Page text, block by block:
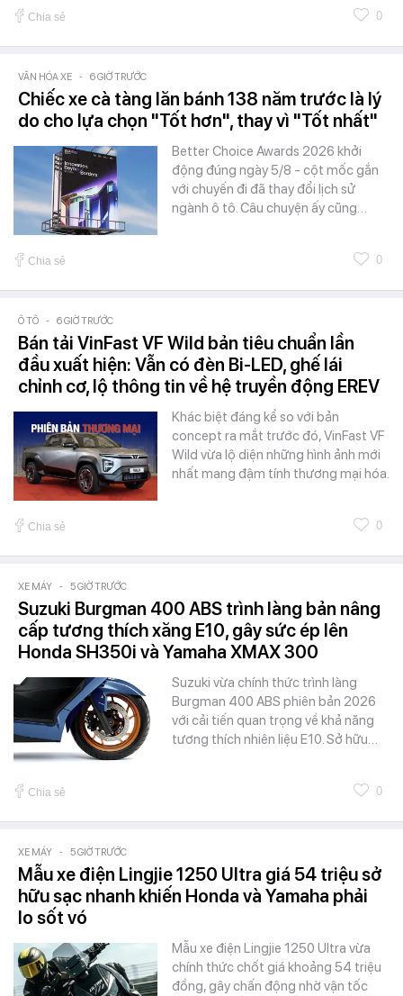
Chia sẻ 0
VĂN HÓA XE - 6 GIỜ TRƯỚC
Chiếc xe cà tàng lăn bánh 138 năm trước là lý
do cho lựa chọn "Tốt hơn", thay vì "Tốt nhất"
Better Choice Awards 2026 khởi
động đúng ngày 5/8 - cột mốc gắn
với chuyến đi đã thay đổi lịch sử
ngành ô tô. Câu chuyện ấy cũng…
Chia sẻ 0
Ô TÔ - 6 GIỜ TRƯỚC
Bán tải VinFast VF Wild bản tiêu chuẩn lần
đầu xuất hiện: Vẫn có đèn Bi-LED, ghế lái
chỉnh cơ, lộ thông tin về hệ truyền động EREV
Khác biệt đáng kể so với bản
concept ra mắt trước đó, VinFast VF
Wild vừa lộ diện những hình ảnh mới
nhất mang đậm tính thương mại hóa.
Chia sẻ 0
XE MÁY - 5 GIỜ TRƯỚC
Suzuki Burgman 400 ABS trình làng bản nâng
cấp tương thích xăng E10, gây sức ép lên
Honda SH350i và Yamaha XMAX 300
Suzuki vừa chính thức trình làng
Burgman 400 ABS phiên bản 2026
với cải tiến quan trọng về khả năng
tương thích nhiên liệu E10. Sở hữu…
Chia sẻ 0
XE MÁY - 5 GIỜ TRƯỚC
Mẫu xe điện Lingjie 1250 Ultra giá 54 triệu sở
hữu sạc nhanh khiến Honda và Yamaha phải
lo sốt vó
Mẫu xe điện Lingjie 1250 Ultra vừa
chính thức chốt giá khoảng 54 triệu
đồng, gây chấn động nhờ vận tốc